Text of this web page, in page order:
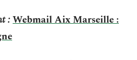
:Webmail Aix Marseille :